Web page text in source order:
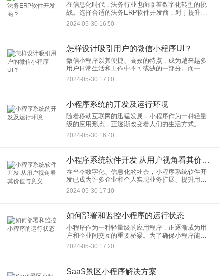
在信息化时代，法务行业也面临着数字化转型的挑
战。选择合适的法务ERP软件开发商，对于提升法
务工作效率、优化管理流程、降低运营成本具有重
要意义。然而，市场上的法务ERP软件开发商众
2024-05-30 16:50
怎样设计吸引用户的微信小程序UI？
微信小程序以其便捷、高效的特点，成为越来越多
用户日常生活和工作中不可或缺的一部分。而一个
吸引用户的微信小程序UI设计，则能够在竞争激烈
的市场中脱颖而出，吸引用户的目光，提升用户体
2024-05-30 17:00
小程序系统的开发及运行环境
随着移动互联网的迅猛发展，小程序作为一种轻量
级的应用形态，正逐渐改变着人们的生活方式。小
程序系统以其便捷、高效、跨平台的特点，受到了
广大用户的青睐。小程序系统的开发及运行环境，
2024-05-30 16:40
小程序系统软件开发:从用户视角看其价值与意义
在当今数字化、信息化的社会，小程序系统软件开
发已成为许多企业和个人实现业务扩展、提升用户
体验的重要工具。从用户视角出发，小程序不仅简
化了操作流程，提高了使用效率，更在多个方面展
2024-05-30 17:10
如何部署和监控小程序的运行状态
小程序作为一种轻量级的应用程序，正逐渐成为用
户和企业间交互的重要桥梁。为了确保小程序能够
稳定运行并提供优质的服务，部署和监控其运行状
态至关重要。部署和监控小程序的运行状态，包括
2024-05-30 17:20
SaaS景区小程序解决方案